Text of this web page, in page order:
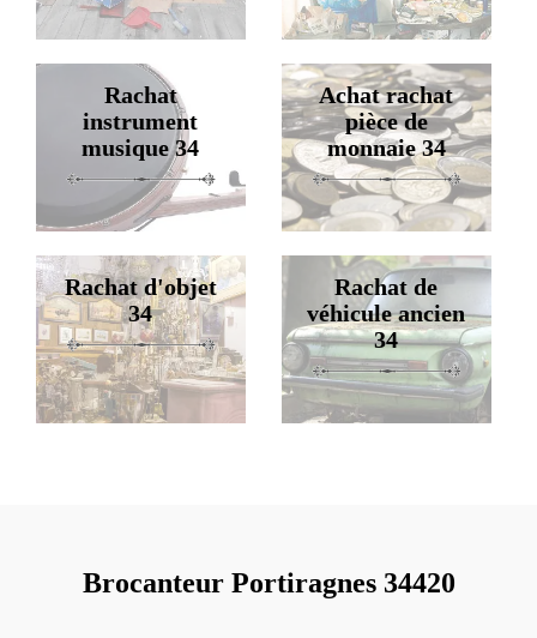
Rachat
instrument
musique 34
Achat rachat
pièce de
monnaie 34
Rachat d'objet
34
Rachat de
véhicule ancien
34
Brocanteur Portiragnes 34420